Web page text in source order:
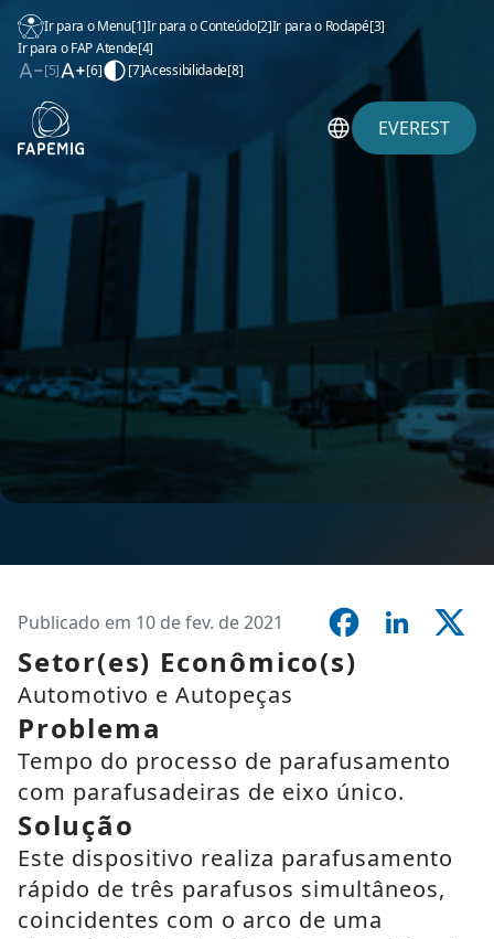
Ir para o Menu[1]Ir para o Conteúdo[2]Ir para o Rodapé[3]
Ir para o FAP Atende[4]
[5]
[6] [7]Acessibilidade[8]
EVEREST
Publicado em 10 de fev. de 2021
Setor(es) Econômico(s)
Automotivo e Autopeças
Problema
Tempo do processo de parafusamento
com parafusadeiras de eixo único.
Solução
Este dispositivo realiza parafusamento
rápido de três parafusos simultâneos,
coincidentes com o arco de uma